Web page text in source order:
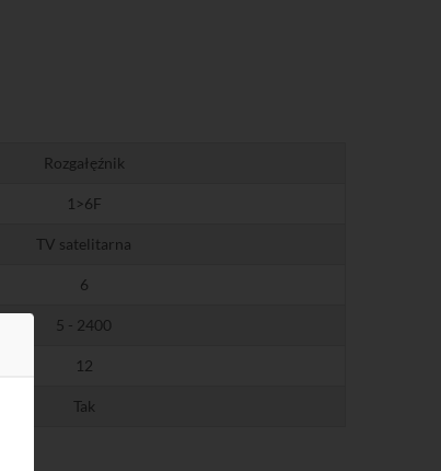
Rozgałęźnik
1>6F
TV satelitarna
6
5 - 2400
12
Tak